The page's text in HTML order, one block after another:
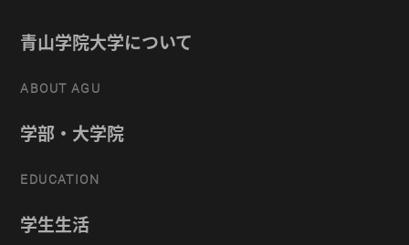
青山学院大学について
ABOUT AGU
学部・大学院
EDUCATION
学生生活